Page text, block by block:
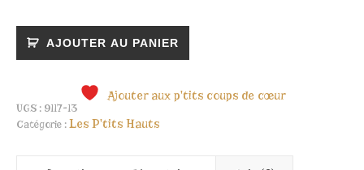
AJOUTER AU PANIER
Ajouter aux p'tits coups de cœur
UGS : 9117-13
Catégorie : Les P'tits Hauts